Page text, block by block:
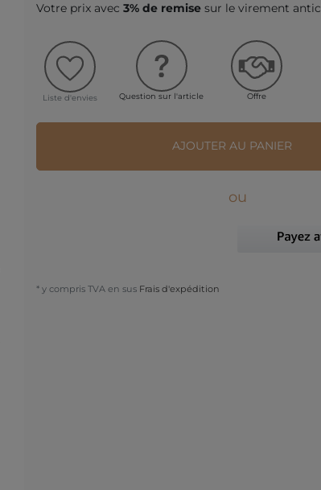
Votre prix avec 3% de remise sur le virement
Liste d'envies Question sur l'article Offre
AJOUTER AU PANIER
ou
* y compris TVA en sus Frais d'expédition